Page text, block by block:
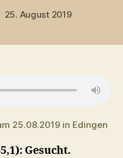
25. August 2019
25.08.2019 in Edingen
Gesucht.